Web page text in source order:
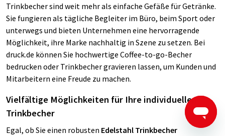
Trinkbecher sind weit mehr als einfache Gefäße für Getränke.
Sie fungieren als tägliche Begleiter im Büro, beim Sport oder
unterwegs und bieten Unternehmen eine hervorragende
Möglichkeit, ihre Marke nachhaltig in Szene zu setzen. Bei
druck.de können Sie hochwertige Coffee-to-go-Becher
bedrucken oder Trinkbecher gravieren lassen, um Kunden und
Mitarbeitern eine Freude zu machen.
Vielfältige Möglichkeiten für Ihre individuellen
Trinkbecher
Egal, ob Sie einen robusten Edelstahl Trinkbecher